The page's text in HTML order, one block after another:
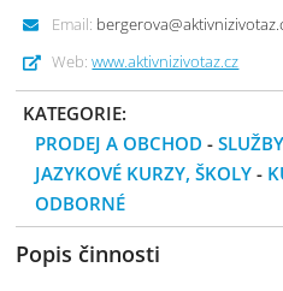
Email:
Web: www.aktivnizivotaz.cz
KATEGORIE:
PRODEJ A OBCHOD -SLUŽBY
JAZYKOVÉ KURZY, ŠKOLY -
ODBORNÉ
Popis činnosti